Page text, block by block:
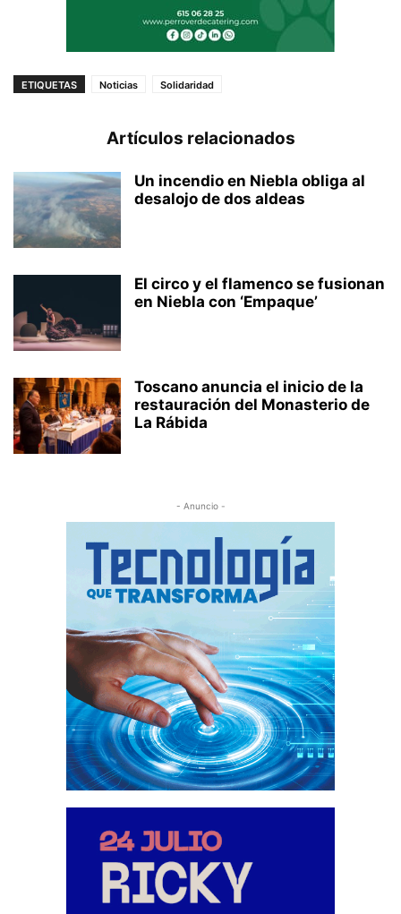
ETIQUETAS Noticias Solidaridad
Artículos relacionados
Un incendio en Niebla obliga al
desalojo de dos aldeas
El circo y el flamenco se fusionan
en Niebla con ‘Empaque’
Toscano anuncia el inicio de la
restauración del Monasterio de
La Rábida
- Anuncio -